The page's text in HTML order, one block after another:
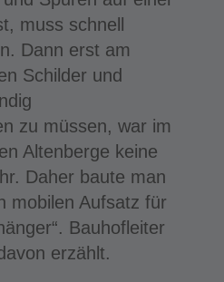
muss schnell
Dann erst am
Schilder und
zu müssen, war im
Altenberge keine
Daher baute man
mobilen Aufsatz für
Bauhofleiter
erzählt.